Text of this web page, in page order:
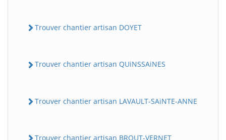
Trouver chantier artisan DOYET
Trouver chantier artisan QUiNSSAiNES
Trouver chantier artisan LAVAULT-SAiNTE-ANNE
Trouver chantier artisan BROUT-VERNET